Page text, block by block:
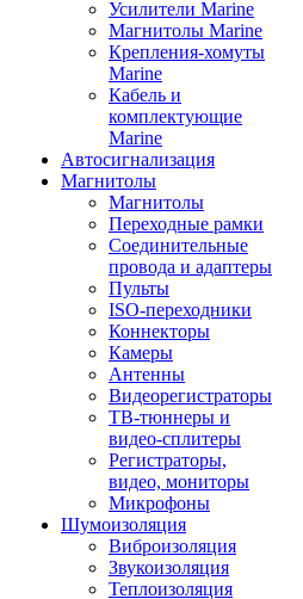
Усилители Marine
Магнитолы Marine
Крепления-хомуты
Marine
Кабель и
комплектующие
Marine
Автосигнализация
Магнитолы
Магнитолы
Переходные рамки
Соединительные
провода и адаптеры
Пульты
ISO-переходники
Коннекторы
Камеры
Антенны
Видеорегистраторы
ТВ-тюннеры и
видео-сплитеры
Регистраторы,
видео, мониторы
Микрофоны
Шумоизоляция
Виброизоляция
Звукоизоляция
Теплоизоляция